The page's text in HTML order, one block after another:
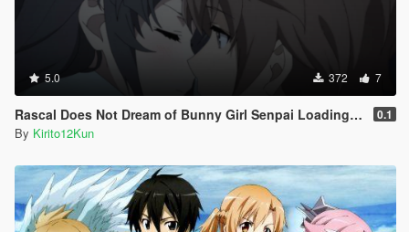
5.0 372 7
Rascal Does Not Dream of Bunny Girl Senpai Loadingscreen 0.1
By Kirito12Kun